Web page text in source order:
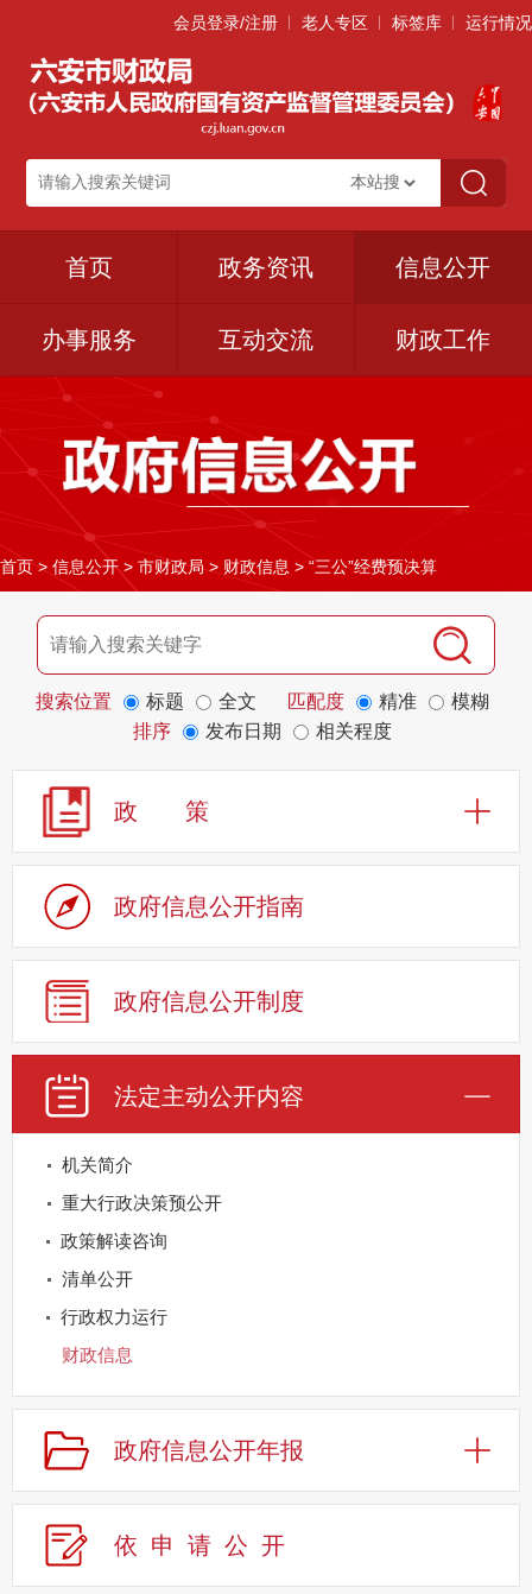
会员登录/注册 老人专区 标签库 运行情况
首页 政务资讯 信息公开
办事服务 互动交流 财政工作
首页> 信息公开 > 市财政局 > 财政信息 > “三公”经费预决算
搜索位置 标题 全文 匹配度 精准
模糊
排序
发布日期 相关程度
政 策
政府信息公开指南
政府信息公开制度
法定主动公开内容
机关简介
重大行政决策预公开
政策解读咨询
清单公开
行政权力运行
财政信息
重点领域公开
规划信息
建议提案办理
公务员及事业单位招录
应急管理
回应关切
政府信息公开年报
依申请公 开